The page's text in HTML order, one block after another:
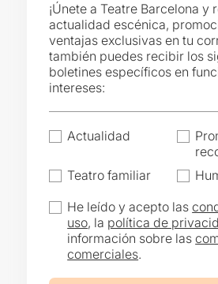
¡Únete a Teatre Barcelona y
actualidad escénica,
ventajas exclusivas en tu
también puedes recibir los
boletines específicos en
intereses:
Actualidad
Teatro familiar
He leído y acepto las
uso, la política de
información sobre las
comerciales.